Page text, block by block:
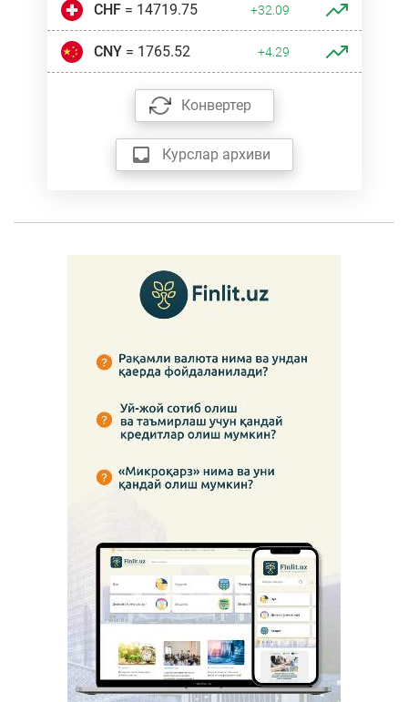
CHF= 14719.75 +32.09
CNY= 1765.52 +4.29
Конвертер
Курслар архиви